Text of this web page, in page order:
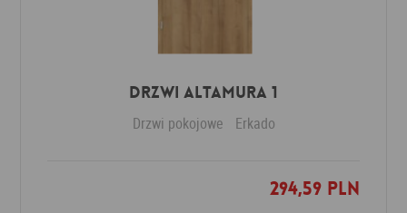
Drzwi Altamura 1
Drzwi pokojowe Erkado
294,59 PLN
Dodaj do ulubionych